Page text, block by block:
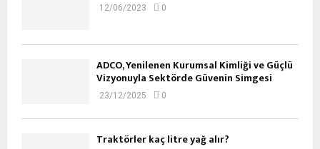
12/06/2023 0
ADCO, Yenilenen Kurumsal Kimliği ve Güçlü
Vizyonuyla Sektörde Güvenin Simgesi
23/12/2025 0
Traktörler kaç litre yağ alır?